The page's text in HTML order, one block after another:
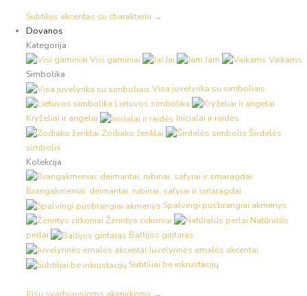
Subtilus akcentas su charakteriu →
Dovanos
Kategorija
Visi gaminiai
Jai Jam
Vaikams
Simbolika
Visa juvelyrika su simboliais
Lietuvos simbolika
Kryželiai ir angelai
Inicialai ir raidės
Zodiako ženklai
Širdelės
simbolis
Kolekcija
Brangakmeniai: deimantai, rubinai, safyrai ir smaragdai
Spalvingi pusbrangiai akmenys
Žėrintys cirkoniai
Natūralūs
perlai
Baltijos gintaras
Juvelyrinės emalės akcentai
Subtiliai be inkrustacijų